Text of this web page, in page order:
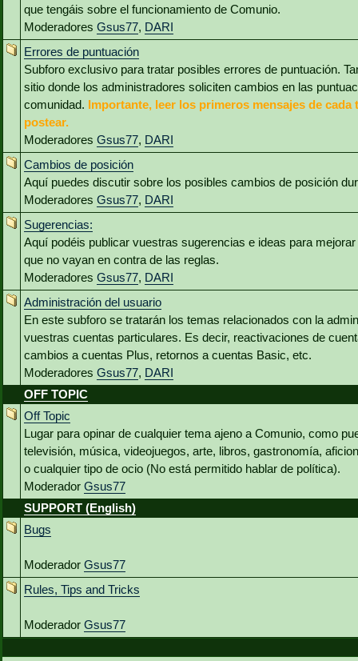
que tengáis sobre el funcionamiento de Comunio.
Moderadores Gsus77, DARI
Errores de puntuación
Subforo exclusivo para tratar posibles errores de puntuación.
sitio donde los administradores soliciten cambios en las
comunidad. Importante, leer los primeros mensajes de cada
postear.
Moderadores Gsus77, DARI
Cambios de posición
Aquí puedes discutir sobre los posibles cambios de posición
Moderadores Gsus77, DARI
Sugerencias:
Aquí podéis publicar vuestras sugerencias e ideas para
que no vayan en contra de las reglas.
Moderadores Gsus77, DARI
Administración del usuario
En este subforo se tratarán los temas relacionados con la
vuestras cuentas particulares. Es decir, reactivaciones de
cambios a cuentas Plus, retornos a cuentas Basic, etc.
Moderadores Gsus77, DARI
OFF TOPIC
Off Topic
Lugar para opinar de cualquier tema ajeno a Comunio, como
televisión, música, videojuegos, arte, libros, gastronomía,
o cualquier tipo de ocio (No está permitido hablar de política).
Moderador Gsus77
SUPPORT (English)
Bugs
Moderador Gsus77
Rules, Tips and Tricks
Moderador Gsus77